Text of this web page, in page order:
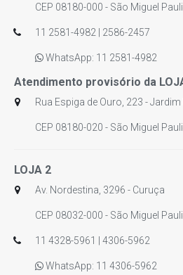
CEP 08180-000 - São Miguel
11 2581-4982 | 2586-2457
WhatsApp: 11 2581-4982
Atendimento provisório da
Rua Espiga de Ouro, 223 - Jardim
CEP 08180-020 - São Miguel
LOJA 2
Av. Nordestina, 3296 - Curuça
CEP 08032-000 - São Miguel
11 4328-5961 | 4306-5962
WhatsApp: 11 4306-5962